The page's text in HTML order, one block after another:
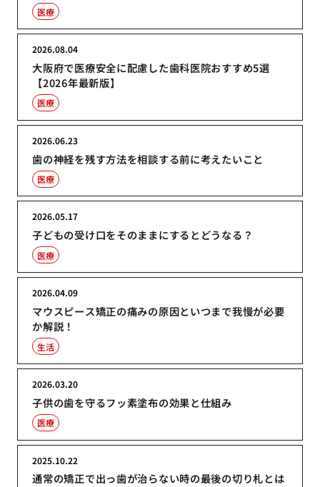
医療
大阪府で医療安全に配慮した歯科医院おすすめ5選
【2026年最新版】
2026.08.04
医療
歯の神経を残す方法を相談する前に考えたいこと
2026.06.23
医療
子どもの受け口をそのままにするとどうなる？
2026.05.17
医療
マウスピース矯正の痛みの原因といつまで我慢が必要
か解説！
2026.04.09
生活
子供の歯を守るフッ素塗布の効果と仕組み
2026.03.20
医療
通常の矯正で出っ歯が治らない時の最後の切り札とは
2025.10.22